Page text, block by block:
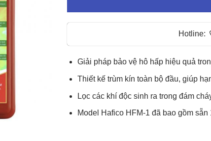
Hotline:
Giải pháp bảo vệ hô hấp hiệu quả
Thiết kế trùm kín toàn bộ đầu, giúp
Lọc các khí độc sinh ra trong đám
Model Hafico HFM-1 đã bao gồm